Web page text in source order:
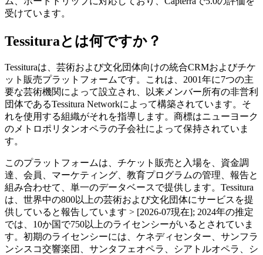
受けています。
Tessituraとは何ですか？
Tessituraは、芸術および文化団体向けの統合CRMおよびチケ
ット販売プラットフォームです。これは、2001年に7つの主
要な芸術機関によって設立され、以来メンバー所有の非営利
団体であるTessitura Networkによって構築されています。そ
れを使用する組織がそれを指導します。商標はニューヨーク
のメトロポリタンオペラの子会社によって保持されていま
す。
このプラットフォームは、チケット販売と入場を、資金調
達、会員、マーケティング、教育プログラムの管理、報告と
組み合わせて、単一のデータベースで提供します。Tessitura
は、世界中の800以上の芸術および文化団体にサービスを提
供していると報告しています > [2026-07現在]; 2024年の推定
では、10か国で750以上のライセンシーがいるとされていま
す。初期のライセンシーには、ケネディセンター、サンフラ
ンシスコ交響楽団、サンタフェオペラ、シアトルオペラ、シ